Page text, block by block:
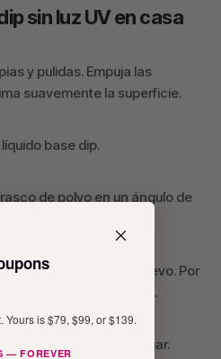
sin luz UV en casa
y pulidas. Empuja las
suavemente la superficie.
base dip.
de polvo en un ángulo de
y luego sumerge de nuevo. Por
la mejor cobertura.
y fija todo en su lugar.
Yours is $79, $99, or $139.
— FOREVER